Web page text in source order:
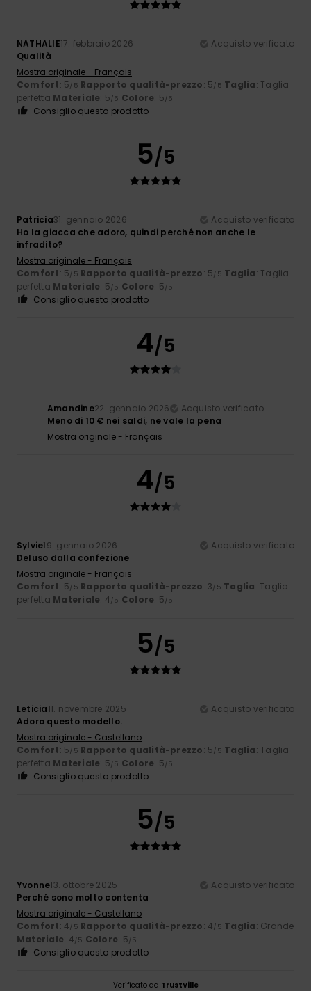
NATHALIE17. febbraio 2026
Acquisto verificato
Qualità
Mostra originale - Français
Comfort: 5/5 Rapporto qualità-prezzo: 5/5 Taglia: Taglia
perfetta Materiale: 5/5 Colore: 5/5
Consiglio questo prodotto
5/5
Patricia31. gennaio 2026
Acquisto verificato
Ho la giacca che adoro, quindi perché non anche le
infradito?
Mostra originale - Français
Comfort: 5/5 Rapporto qualità-prezzo: 5/5 Taglia: Taglia
perfetta Materiale: 5/5 Colore: 5/5
Consiglio questo prodotto
4/5
Amandine22. gennaio 2026
Acquisto verificato
Meno di 10 € nei saldi, ne vale la pena
Mostra originale - Français
4/5
Sylvie19. gennaio 2026
Acquisto verificato
Deluso dalla confezione
Mostra originale - Français
Comfort: 5/5 Rapporto qualità-prezzo: 3/5 Taglia: Taglia
perfetta Materiale: 4/5 Colore: 5/5
5/5
Leticia11. novembre 2025
Acquisto verificato
Adoro questo modello.
Mostra originale - Castellano
Comfort: 5/5 Rapporto qualità-prezzo: 5/5 Taglia: Taglia
perfetta Materiale: 5/5 Colore: 5/5
Consiglio questo prodotto
5/5
Yvonne13. ottobre 2025
Acquisto verificato
Perché sono molto contenta
Mostra originale - Castellano
Comfort: 4/5 Rapporto qualità-prezzo: 4/5 Taglia: Grande
Materiale: 4/5 Colore: 5/5
Consiglio questo prodotto
Verificato da TrustVille